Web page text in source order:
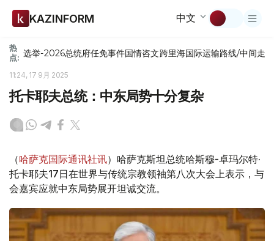
KAZINFORM 中文
热
点: 选举-2026总统府任免事件国情咨文跨里海国际运输路线/中间走廊
11:24, 17 9月 2025
托卡耶夫总统：中东局势十分复杂
（哈萨克国际通讯社讯）哈萨克斯坦总统哈斯穆-卓玛尔特·
托卡耶夫17日在世界与传统宗教领袖第八次大会上表示，与
会嘉宾应就中东局势展开坦诚交流。